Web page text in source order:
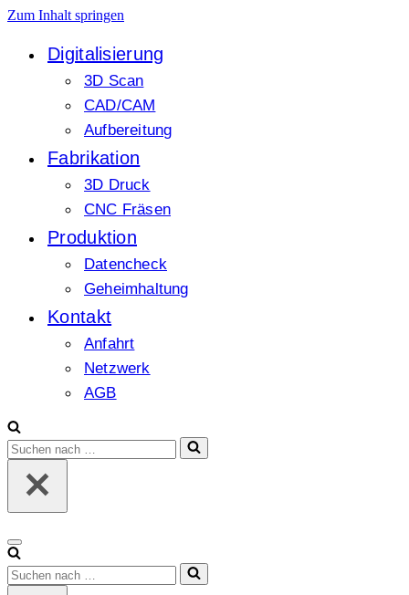
Zum Inhalt springen
Digitalisierung
3D Scan
CAD/CAM
Aufbereitung
Fabrikation
3D Druck
CNC Fräsen
Produktion
Datencheck
Geheimhaltung
Kontakt
Anfahrt
Netzwerk
AGB
Suchen
nach …
Navigationsmenü
Suchen
nach …